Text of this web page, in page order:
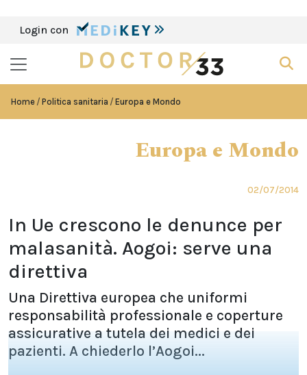
Login con
Home Politica sanitaria Europa e Mondo
Europa e Mondo
02/07/2014
In Ue crescono le denunce per
malasanità. Aogoi: serve una
direttiva
Una Direttiva europea che uniformi
responsabilità professionale e coperture
assicurative a tutela dei medici e dei
pazienti. A chiederlo l’Aogoi...